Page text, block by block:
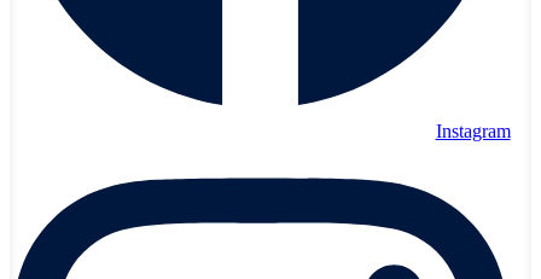
Instagram